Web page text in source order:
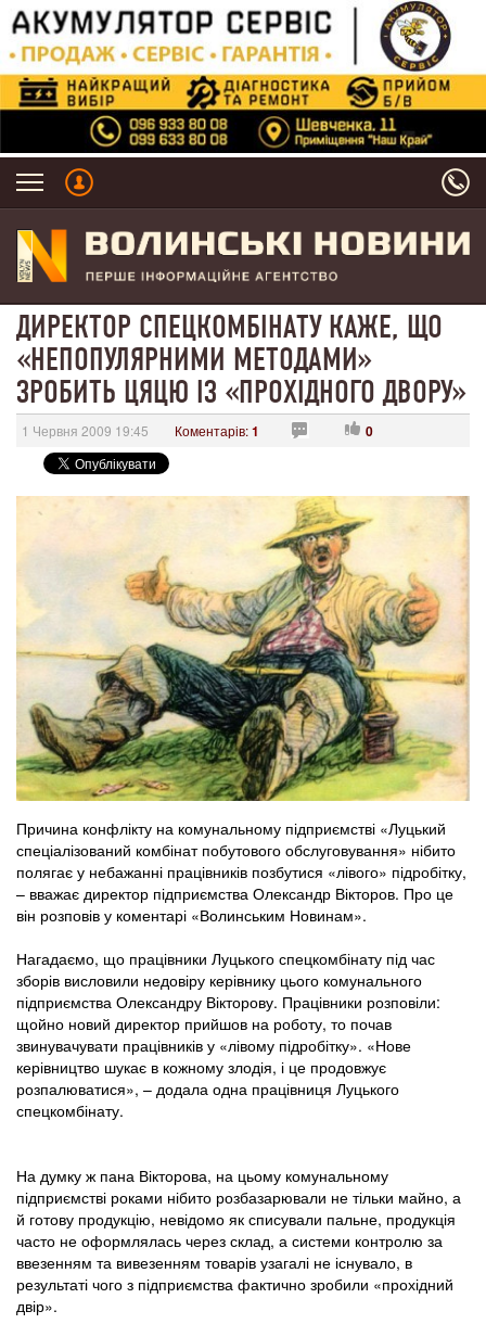
ДИРЕКТОР СПЕЦКОМБІНАТУ КАЖЕ, ЩО
«НЕПОПУЛЯРНИМИ МЕТОДАМИ»
ЗРОБИТЬ ЦЯЦЮ ІЗ «ПРОХІДНОГО ДВОРУ»
1 Червня 2009 19:45 Коментарів:1 0
Причина конфлікту на комунальному підприємстві «Луцький
спеціалізований комбінат побутового обслуговування» нібито
полягає у небажанні працівників позбутися «лівого» підробітку,
– вважає директор підприємства Олександр Вікторов. Про це
він розповів у коментарі «Волинським Новинам».
Нагадаємо, що працівники Луцького спецкомбінату під час
зборів висловили недовіру керівнику цього комунального
підприємства Олександру Вікторову. Працівники розповіли:
щойно новий директор прийшов на роботу, то почав
звинувачувати працівників у «лівому підробітку». «Нове
керівництво шукає в кожному злодія, і це продовжує
розпалюватися», – додала одна працівниця Луцького
спецкомбінату.
На думку ж пана Вікторова, на цьому комунальному
підприємстві роками нібито розбазарювали не тільки майно, а
й готову продукцію, невідомо як списували пальне, продукція
часто не оформлялась через склад, а системи контролю за
ввезенням та вивезенням товарів узагалі не існувало, в
результаті чого з підприємства фактично зробили «прохідний
двір».